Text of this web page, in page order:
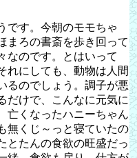
す。今朝のモモちゃ
まろの書斎を歩き回って
なのです。とはいって
れにしても、動物は人間
るのでしょう。調子が悪
だけで、こんなに元気に
亡くなったハニーちゃん
無くじ～っと寝ていたの
とたんの食欲の旺盛だっ